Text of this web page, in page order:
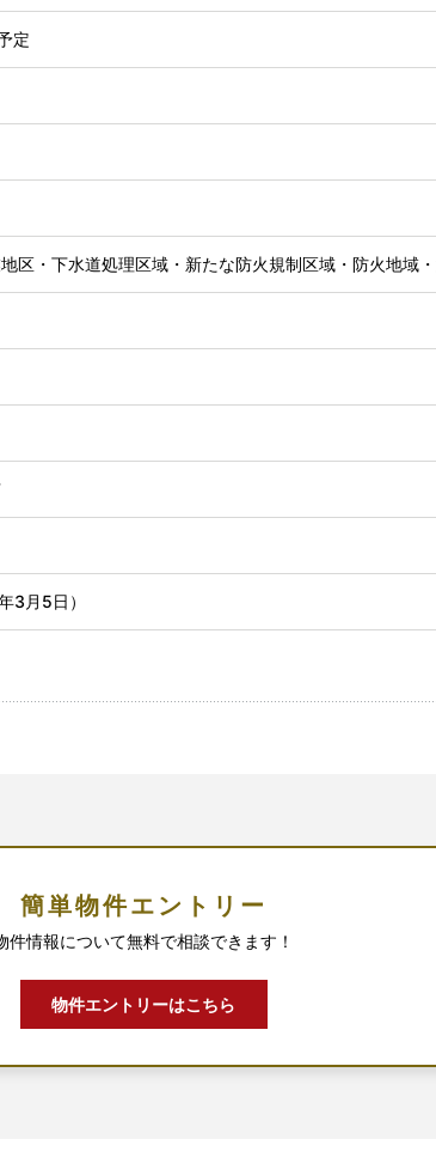
定
区・下水道処理区域・新たな防火規制区域・防火地域
3月5日）
簡単物件エントリー
件情報について無料で相談できます！
物件エントリーはこちら